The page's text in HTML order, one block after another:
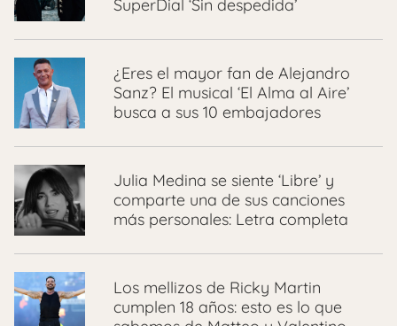
SuperDial ‘Sin despedida’
¿Eres el mayor fan de Alejandro
Sanz? El musical ‘El Alma al Aire’
busca a sus 10 embajadores
Julia Medina se siente ‘Libre’ y
comparte una de sus canciones
más personales: Letra completa
Los mellizos de Ricky Martin
cumplen 18 años: esto es lo que